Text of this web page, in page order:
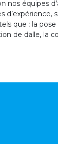
nos équipes
d’expérience,
que : la
de dalle, la